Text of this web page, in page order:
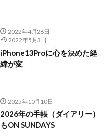
2022年4月26日
2022年5月3日
iPhone13Proに心を決めた経
緯が変
2025年10月10日
2026年の手帳（ダイアリー）
もON SUNDAYS